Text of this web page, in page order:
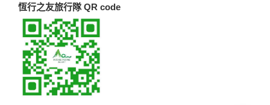
恆行之友旅行隊 QR code